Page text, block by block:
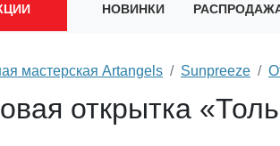
НОВИНКИ
мастерская Artangels Sunpreeze
открытка